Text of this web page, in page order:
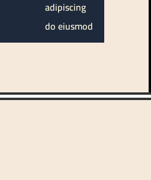
adipiscing
do eiusmod